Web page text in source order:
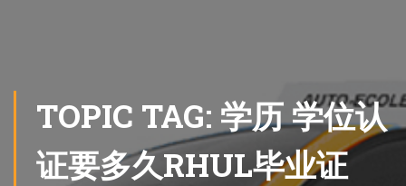
TOPIC TAG: 学历 学位认
证要多久RHUL毕业证